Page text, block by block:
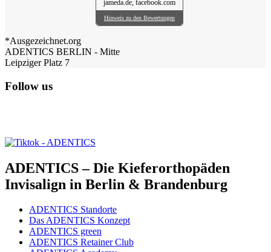
jameda.de, facebook.com
Hinweis zu den Bewertungen
*Ausgezeichnet.org
ADENTICS BERLIN - Mitte
Leipziger Platz 7
Follow us
ADENTICS – Die Kieferorthopäden
Invisalign in Berlin & Brandenburg
ADENTICS Standorte
Das ADENTICS Konzept
ADENTICS green
ADENTICS Retainer Club